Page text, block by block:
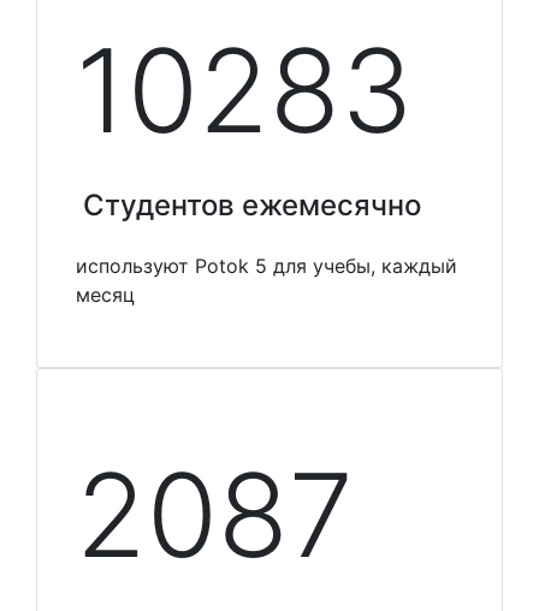
10348
Студентов ежемесячно
используют Potok 5 для учебы, каждый
месяц
2100